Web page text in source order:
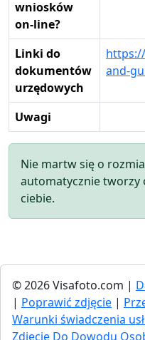
wniosków
on-line?
Linki do
dokumentów
urzędowych
and-
Uwagi
Nie martw się o
automatycznie tworzy
ciebie.
© 2026 Visafoto.com |
| Poprawić zdjęcie |
Warunki świadczenia
Zdjęcie Do Dowodu